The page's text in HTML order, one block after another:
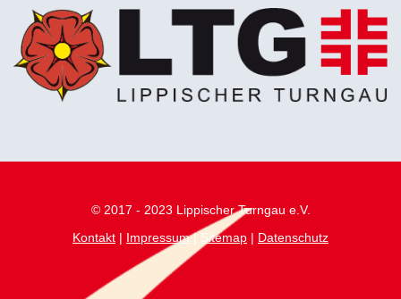
© 2017 - 2023 Lippischer Turngau e.V.
Kontakt | Impressum| Sitemap | Datenschutz